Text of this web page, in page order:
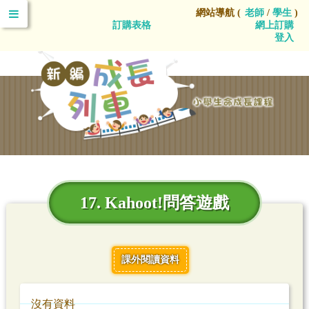
網站導航 ( 老師 / 學生 )
訂購表格
網上訂購
登入
17. Kahoot!問答遊戲
課外閱讀資料
沒有資料